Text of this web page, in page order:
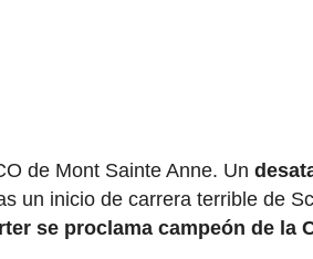
de Mont Sainte Anne. Un
un inicio de carrera terrible de
se proclama campeón de la